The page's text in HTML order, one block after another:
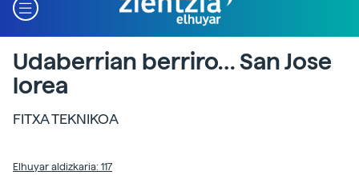
Udaberrian berriro… San Jose
lorea
FITXA TEKNIKOA
Elhuyar aldizkaria: 117